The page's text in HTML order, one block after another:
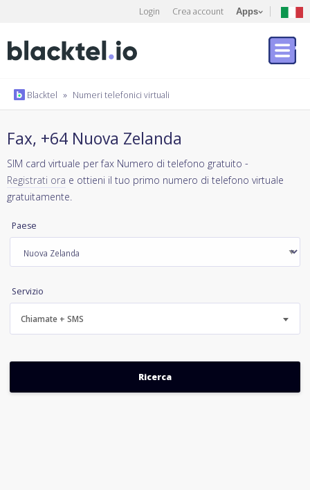
Login Crea account Apps
Blacktel » Numeri telefonici virtuali
Fax, +64 Nuova Zelanda
SIM card virtuale per fax Numero di telefono gratuito -
Registrati ora e ottieni il tuo primo numero di telefono virtuale
gratuitamente.
Paese
Servizio
Chiamate + SMS